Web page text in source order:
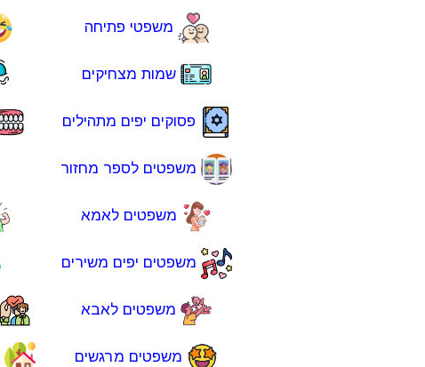
משפטי פתיחה
שמות מצחיקים
פסוקים יפים מתהילים
משפטים לספר מחזור
משפטים לאמא
משפטים יפים משירים
משפטים לאבא
משפטים מרגשים